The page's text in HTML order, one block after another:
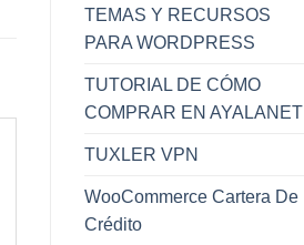
TEMAS Y RECURSOS
PARA WORDPRESS
TUTORIAL DE CÓMO
COMPRAR EN AYALANET
TUXLER VPN
WooCommerce Cartera De
Crédito